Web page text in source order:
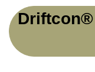
Driftcon®